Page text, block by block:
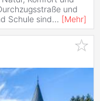
und
Schule sind... [Mehr]